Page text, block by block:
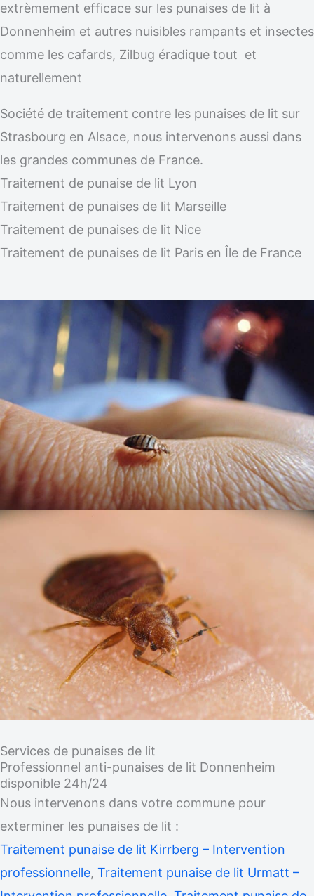
extrèmement efficace sur les punaises de lit à
Donnenheim et autres nuisibles rampants et insectes
comme les cafards, Zilbug éradique tout et
naturellement
Société de traitement contre les punaises de lit sur
Strasbourg en Alsace, nous intervenons aussi dans
les grandes communes de France.
Traitement de punaise de lit Lyon
Traitement de punaises de lit Marseille
Traitement de punaises de lit Nice
Traitement de punaises de lit Paris en Île de France
Services de punaises de lit
Professionnel anti-punaises de lit Donnenheim
disponible 24h/24
Nous intervenons dans votre commune pour
exterminer les punaises de lit :
Traitement punaise de lit Kirrberg – Intervention
professionnelle, Traitement punaise de lit Urmatt –